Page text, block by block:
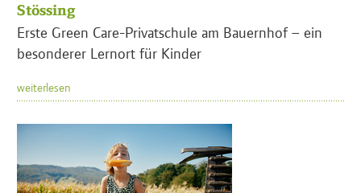
Stössing
Erste Green Care-Privatschule am Bauernhof – ein
besonderer Lernort für Kinder
weiterlesen